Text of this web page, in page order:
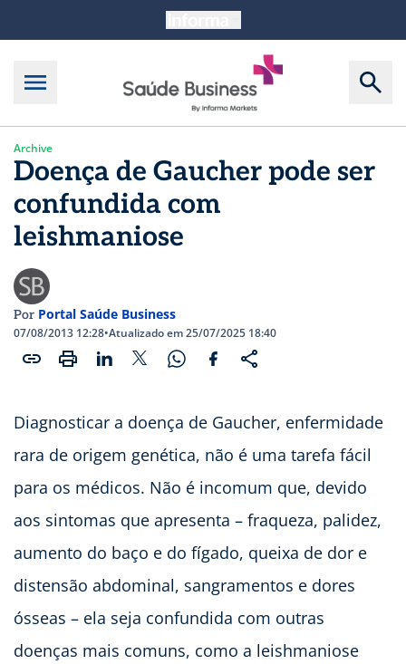
Archive
Doença de Gaucher pode ser
confundida com
leishmaniose
Por Portal Saúde Business
07/08/2013 12:28•Atualizado em 25/07/2025 18:40
Diagnosticar a doença de Gaucher, enfermidade
rara de origem genética, não é uma tarefa fácil
para os médicos. Não é incomum que, devido
aos sintomas que apresenta – fraqueza, palidez,
aumento do baço e do fígado, queixa de dor e
distensão abdominal, sangramentos e dores
ósseas – ela seja confundida com outras
doenças mais comuns, como a leishmaniose